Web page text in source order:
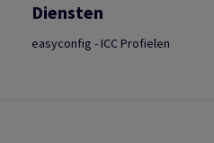
Diensten
easyconfig - ICC Profielen